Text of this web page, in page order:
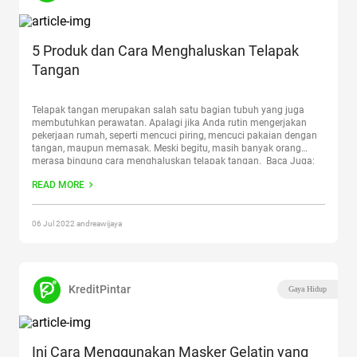
5 Produk dan Cara Menghaluskan Telapak
Tangan
Telapak tangan merupakan salah satu bagian tubuh yang juga
membutuhkan perawatan. Apalagi jika Anda rutin mengerjakan
pekerjaan rumah, seperti mencuci piring, mencuci pakaian dengan
tangan, maupun memasak. Meski begitu, masih banyak orang
merasa bingung cara menghaluskan telapak tangan. Baca Juga:
telapak tangan yang kasar tentunya dapat mengganggu bagi
READ MORE
06 Jul 2022 andreawijaya
KreditPintar Gaya Hidup
Ini Cara Menggunakan Masker Gelatin yang